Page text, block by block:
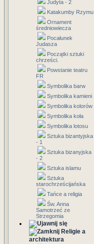
Judyta - 2
Katakumby Rzymu
Ornament
średniowiecza
Pocałunek
Judasza
Początki sztuki
chrześci.
Powstanie teatru
FR
Symbolika barw
Symbolika kamieni
Symbolika kolorów
Symbolika koła
Symbolika lotosu
Sztuka bizantyjska
- 1
Sztuka bizanyjska
- 2
Sztuka islamu
Sztuka
starochrześcijańska
Tańce a religia
Św. Anna
Samotrzeć ze
Strzegomia
Religie a
architektura